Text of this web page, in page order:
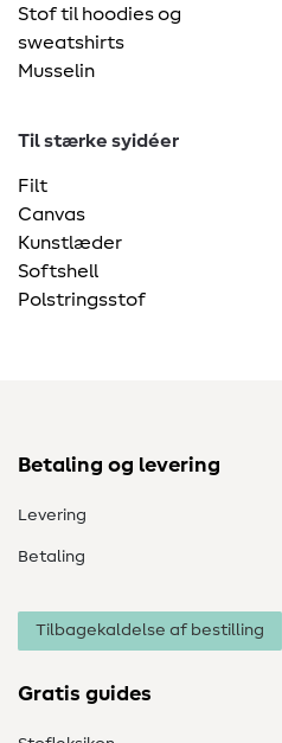
Stof til hoodies og
sweatshirts
Musselin
Til stærke syidéer
Filt
Canvas
Kunstlæder
Softshell
Polstringsstof
Betaling og levering
Levering
Betaling
Tilbagekaldelse af bestilling
Gratis guides